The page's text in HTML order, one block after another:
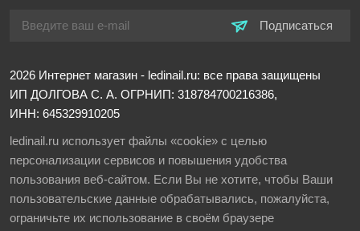
Подписаться
2026 Интернет магазин - ledinail.ru: все права защищены
ИП ДОЛГОВА С. А. ОГРНИП: 318784700216386,
ИНН: 645329910205
ledinail.ru использует файлы «cookie» с целью
персонализации сервисов и повышения удобства
пользования веб-сайтом. Если Вы не хотите, чтобы Ваши
пользовательские данные обрабатывались, пожалуйста,
ограничьте их использование в своём браузере